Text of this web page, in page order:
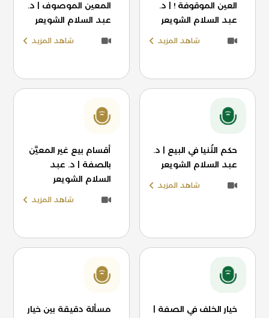
العين الموقوفة ! | د.
عبد السلام الشويعر
شاهد المزيد
المعين الموصوف | د.
عبد السلام الشويعر
شاهد المزيد
حكم الثُنيا في البيع | د.
عبد السلام الشويعر
شاهد المزيد
أقسام بيع غير المعيَّن
بالصفة | د. عبد
السلام الشويعر
شاهد المزيد
خيار الخلف في الصفة |
مسألة دقيقة بين خيار